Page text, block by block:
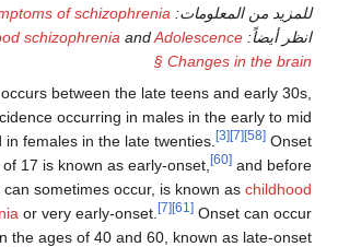
Basic symptoms of schizophrenia
Childhood schizophreniaand
§
Onset typically occurs between the late teens
with the peak incidence occurring in males in
twenties, and in females in the late twenties.
before the age of 17 is known as early-onset,
the age of 13, as can sometimes occur, is
schizophreniaor very early-onset.
between the ages of 40 and 60,